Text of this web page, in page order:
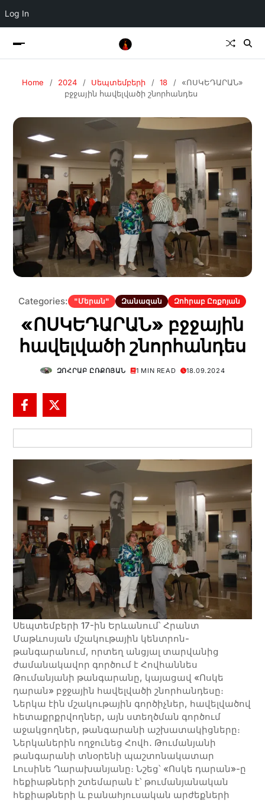
Log In
Home 2024 Սեպտեմբերի 18
«ՈՍԿԵԴԱՐԱՆ»
բջջային հավելվածի շնորհանդես
Categories: "Մերան" Զանազան Զոհրաբ Ըռքոյան
«ՈՍԿԵԴԱՐԱՆ» բջջային
հավելվածի շնորհանդես
ԶՈՀՐԱԲ ԸՌՔՈՅԱՆ 1 MIN READ 18.09.2024
Սեպտեմբերի 17-ին Երևանում՝ Հրանտ
Մաթևոսյան մշակութային կենտրոն-
թանգարանում, որտեղ անցյալ տարվանից
ժամանակավոր գործում է Հովհաննես
Թումանյանի թանգարանը, կայացավ «Ոսկե
դարան» բջջային հավելվածի շնորհանդեսը։
Ներկա էին մշակութային գործիչներ, հավելվածով
հետաքրքրվողներ, այն ստեղծման գործում
աջակցողներ, թանգարանի աշխատակիցները։
Ներկաներին ողջունեց Հովհ․ Թումանյանի
թանգարանի տնօրենի պաշտոնակատար
Լուսինե Ղարախանյանը։ Նշեց՝ «Ոսկե դարան»-ը
հեքիաթների շտեմարան է՝ թումանյանական
հեքիաթների և բանահյուսական արժեքների